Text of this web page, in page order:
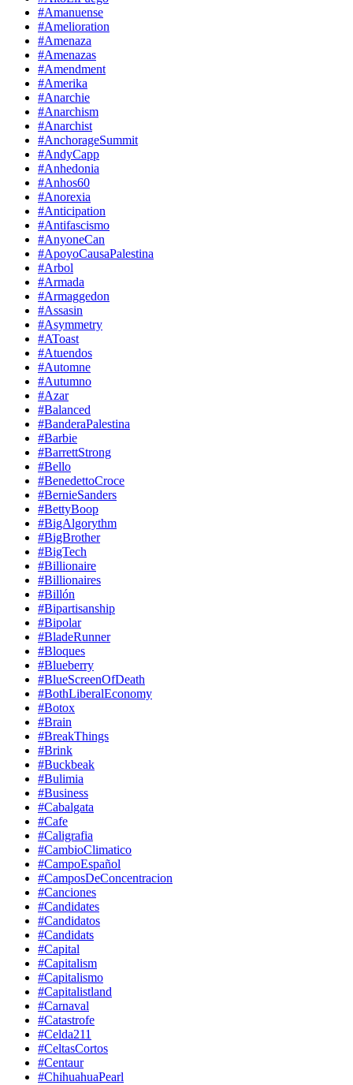
#Amanuense
#Amelioration
#Amenaza
#Amenazas
#Amendment
#Amerika
#Anarchie
#Anarchism
#Anarchist
#AnchorageSummit
#AndyCapp
#Anhedonia
#Anhos60
#Anorexia
#Anticipation
#Antifascismo
#AnyoneCan
#ApoyoCausaPalestina
#Arbol
#Armada
#Armaggedon
#Assasin
#Asymmetry
#AToast
#Atuendos
#Automne
#Autumno
#Azar
#Balanced
#BanderaPalestina
#Barbie
#BarrettStrong
#Bello
#BenedettoCroce
#BernieSanders
#BettyBoop
#BigAlgorythm
#BigBrother
#BigTech
#Billionaire
#Billionaires
#Billón
#Bipartisanship
#Bipolar
#BladeRunner
#Bloques
#Blueberry
#BlueScreenOfDeath
#BothLiberalEconomy
#Botox
#Brain
#BreakThings
#Brink
#Buckbeak
#Bulimia
#Business
#Cabalgata
#Cafe
#Caligrafia
#CambioClimatico
#CampoEspañol
#CamposDeConcentracion
#Canciones
#Candidates
#Candidatos
#Candidats
#Capital
#Capitalism
#Capitalismo
#Capitalistland
#Carnaval
#Catastrofe
#Celda211
#CeltasCortos
#Centaur
#ChihuahuaPearl